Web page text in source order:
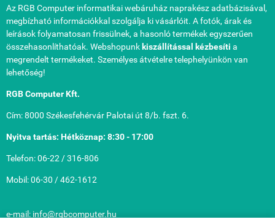
Az RGB Computer informatikai webáruház naprakész adatbázisával,
megbízható információkkal szolgálja ki vásárlóit. A fotók, árak és
leírások folyamatosan frissülnek, a hasonló termékek egyszerűen
összehasonlíthatóak. Webshopunkkiszállítással kézbesíti a
megrendelt termékeket. Személyes átvételre telephelyünkön van
lehetőség!
RGB Computer Kft.
Cím: 8000 Székesfehérvár Palotai út 8/b. fszt. 6.
Nyitva tartás: Hétköznap: 8:30 - 17:00
Telefon: 06-22 / 316-806
Mobil: 06-30 / 462-1612
e-mail: info@rgbcomputer.hu